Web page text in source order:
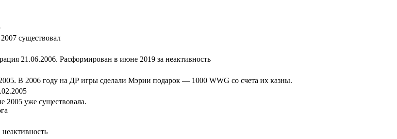
существовал
21.06.2006. Расформирован в июне 2019 за неактивность
В 2006 году на ДР игры сделали Мэрии подарок — 1000 WWG со счета их казны.
уже существовала.